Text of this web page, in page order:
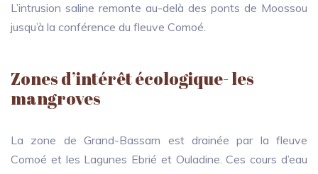
L’intrusion saline remonte au-delà des ponts de Moossou
jusqu’à la conférence du fleuve Comoé.
Zones d’intérêt écologique- les
mangroves
La zone de Grand-Bassam est drainée par la fleuve
Comoé et les Lagunes Ebrié et Ouladine. Ces cours d’eau